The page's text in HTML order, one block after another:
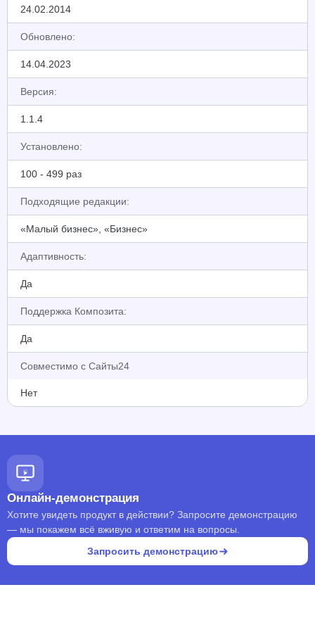
24.02.2014
Обновлено:
14.04.2023
Версия:
1.1.4
Установлено:
100 - 499 раз
Подходящие редакции:
«Малый бизнес», «Бизнес»
Адаптивность:
Да
Поддержка Композита:
Да
Совместимо с Сайты24
Нет
Онлайн-демонстрация
Хотите увидеть продукт в действии? Запросите демонстрацию
— мы покажем всё вживую и ответим на вопросы.
Запросить демонстрацию